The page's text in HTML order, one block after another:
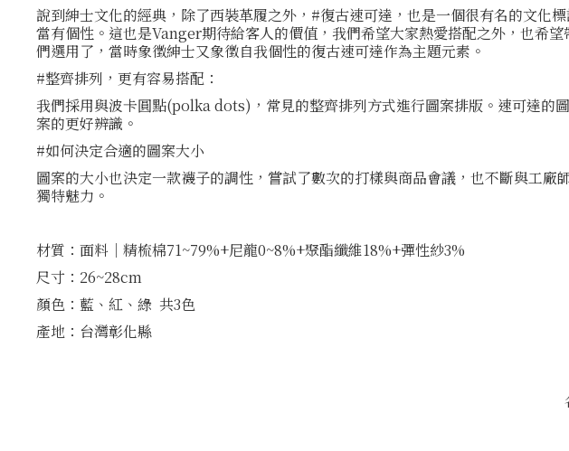
說到紳士文化的經典，除了西裝革履之外，#復古速可達，也是一個很有名的文
當有個性。這也是Vanger期待給客人的價值，我們希望大家熱愛搭配之外，也希
們選用了，當時象徵紳士又象徵自我個性的復古速可達作為主題元素。
#整齊排列，更有容易搭配：
我們採用與波卡圓點(polka dots)，常見的整齊排列方式進行圖案排版。速可達的
案的更好辨識。
#如何決定合適的圖案大小
圖案的大小也決定一款襪子的調性，嘗試了數次的打樣與商品會議，也不斷與工
獨特魅力。
材質：面料│精梳棉71~79%+尼龍0~8%+聚酯纖維18%+彈性紗3%
尺寸：26~28cm
顏色：藍、紅、綠 共3色
產地：台灣彰化縣